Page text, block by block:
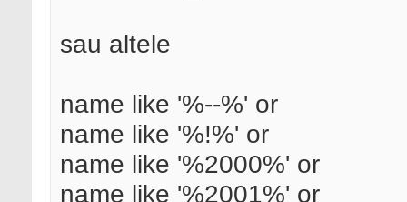
sau altele
name like '%--%' or
name like '%!%' or
name like '%2000%' or
name like '%2001%' or